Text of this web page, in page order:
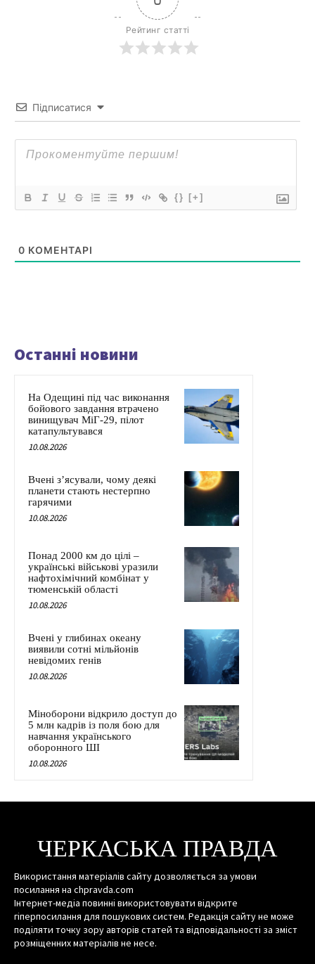
Рейтинг статті
Підписатися
{} [+]
0 КОМЕНТАРІ
Останні новини
На Одещині під час виконання
бойового завдання втрачено
винищувач МіГ-29, пілот
катапультувався
10.08.2026
Вчені з’ясували, чому деякі
планети стають нестерпно
гарячими
10.08.2026
Понад 2000 км до цілі –
українські військові уразили
нафтохімічний комбінат у
тюменській області
10.08.2026
Вчені у глибинах океану
виявили сотні мільйонів
невідомих генів
10.08.2026
Міноборони відкрило доступ до
5 млн кадрів із поля бою для
навчання українського
оборонного ШІ
10.08.2026
ЧЕРКАСЬКА ПРАВДА
Використання матеріалів сайту дозволяється за умови
посилання на chpravda.com
Інтернет-медіа повинні використовувати відкрите
гіперпосилання для пошукових систем. Редакція сайту не може
поділяти точку зору авторів статей та відповідальності за зміст
розміщенних матеріалів не несе.